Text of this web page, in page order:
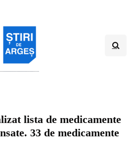
lista de medicamente
33 de medicamente